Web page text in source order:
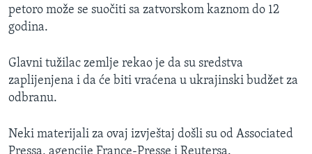
petoro može se suočiti sa zatvorskom kaznom do 12
godina.
Glavni tužilac zemlje rekao je da su sredstva
zaplijenjena i da će biti vraćena u ukrajinski budžet za
odbranu.
Neki materijali za ovaj izvještaj došli su od Associated